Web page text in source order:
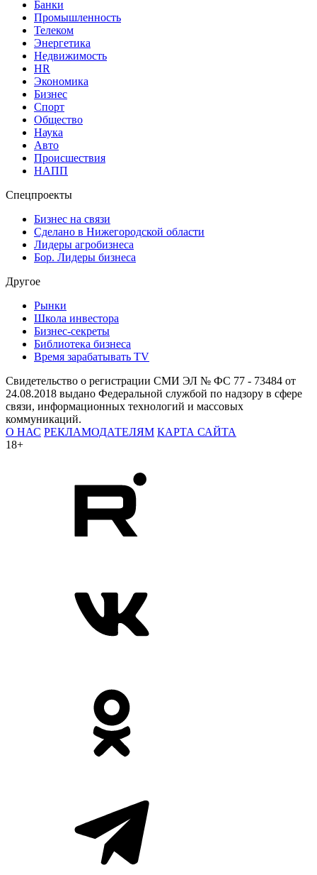
Банки
Промышленность
Телеком
Энергетика
Недвижимость
HR
Экономика
Бизнес
Спорт
Общество
Наука
Авто
Происшествия
НАПП
Спецпроекты
Бизнес на связи
Сделано в Нижегородской области
Лидеры агробизнеса
Бор. Лидеры бизнеса
Другое
Рынки
Школа инвестора
Бизнес-секреты
Библиотека бизнеса
Время зарабатывать TV
Свидетельство о регистрации СМИ ЭЛ № ФС 77 - 73484 от
24.08.2018 выдано Федеральной службой по надзору в сфере
связи, информационных технологий и массовых
коммуникаций.
О НАС РЕКЛАМОДАТЕЛЯМ КАРТА САЙТА
18+